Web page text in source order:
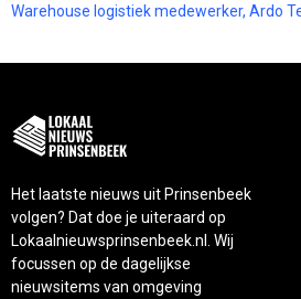
Warehouse logistiek medewerker, Ardo
Het laatste nieuws uit Prinsenbeek
volgen? Dat doe je uiteraard op
Lokaalnieuwsprinsenbeek.nl. Wij
focussen op de dagelijkse
nieuwsitems van omgeving